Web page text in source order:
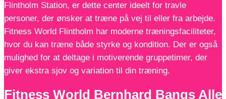
Flintholm Station, er dette center ideelt for travle
personer, der ønsker at træne på vej til eller fra arbejde.
Fitness World Flintholm har moderne træningsfaciliteter,
hvor du kan træne både styrke og kondition. Der er også
mulighed for at deltage i motiverende gruppetimer, der
giver ekstra sjov og variation til din træning.
Fitness World Bernhard Bangs Alle